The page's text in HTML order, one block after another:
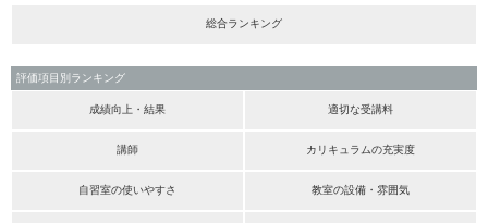
総合ランキング
評価項目別ランキング
成績向上・結果 適切な受講料
講師 カリキュラムの充実度
自習室の使いやすさ 教室の設備・雰囲気